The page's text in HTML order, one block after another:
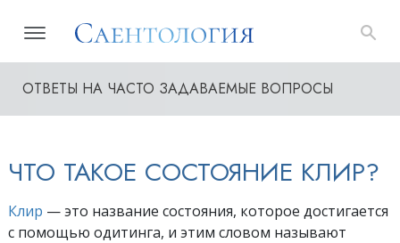
ОТВЕТЫ НА ЧАСТО ЗАДАВАЕМЫЕ ВОПРОСЫ
ЧТО ТАКОЕ СОСТОЯНИЕ КЛИР?
Клир — это название состояния, которое достигается
с помощью одитинга, и этим словом называют